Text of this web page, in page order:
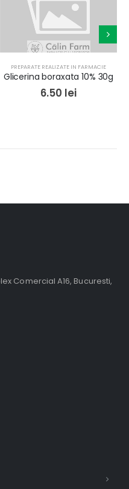
PREPARATE REALIZATE IN FARMACIE
Glicerina boraxata 10% 30g
6.50 lei
Comercial A16, Bucuresti,